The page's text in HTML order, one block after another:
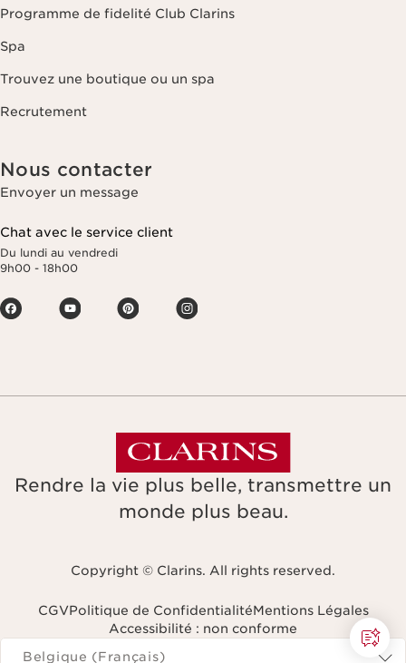
Programme de fidelité Club Clarins
Spa
Trouvez une boutique ou un spa
Recrutement
Nous contacter
Envoyer un message
Chat avec le service client
Du lundi au vendredi
9h00 - 18h00
Rendre la vie plus belle, transmettre un
monde plus beau.
Copyright © Clarins. All rights reserved.
CGVPolitique de ConfidentialitéMentions Légales
Accessibilité : non conforme
Naviguer vers
Belgique (Français)